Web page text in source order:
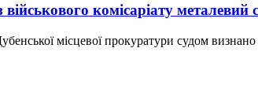
комісаріату металевий
місцевої прокуратури судом